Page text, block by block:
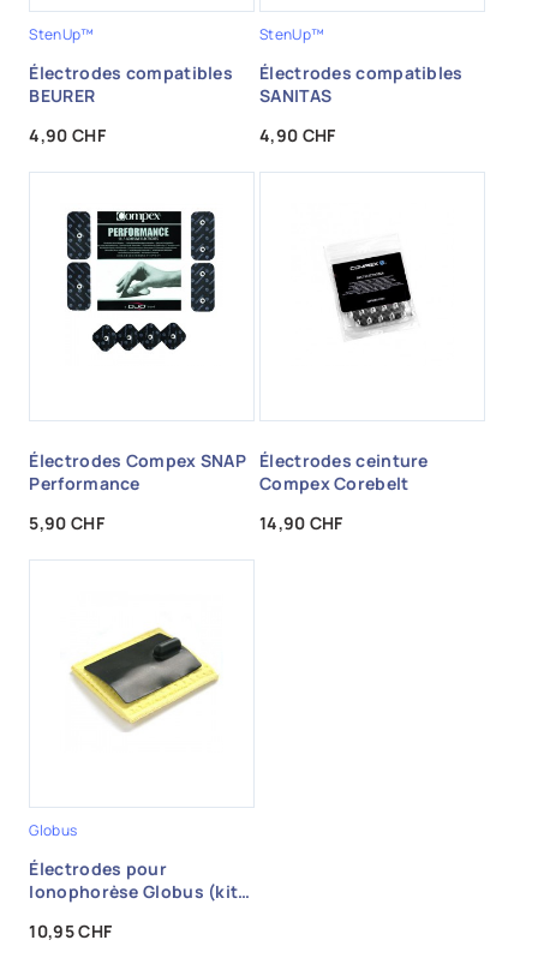
StenUp™
Électrodes compatibles
BEURER
Prix
4,90 CHF
StenUp™
Électrodes compatibles
SANITAS
Prix
4,90 CHF
Électrodes Compex SNAP
Performance
Prix
5,90 CHF
Électrodes ceinture
Compex Corebelt
Prix
14,90 CHF
Globus
Électrodes pour
Ionophorèse Globus (kit
éponge)
Prix
10,95 CHF